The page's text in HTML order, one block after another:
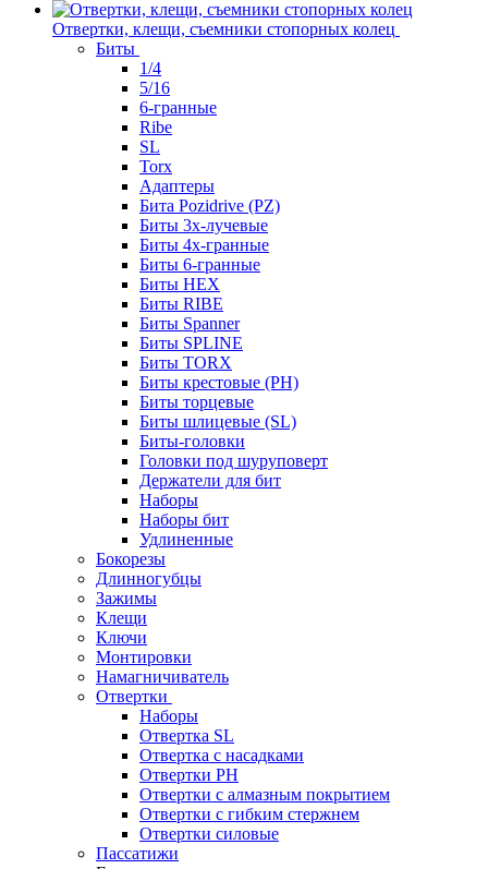
Отвертки, клещи, съемники стопорных колец
Биты
1/4
5/16
6-гранные
Ribe
SL
Torx
Адаптеры
Бита Pozidrive (PZ)
Биты 3х-лучевые
Биты 4х-гранные
Биты 6-гранные
Биты HEX
Биты RIBE
Биты Spanner
Биты SPLINE
Биты TORX
Биты крестовые (PH)
Биты торцевые
Биты шлицевые (SL)
Биты-головки
Головки под шуруповерт
Держатели для бит
Наборы
Наборы бит
Удлиненные
Бокорезы
Длинногубцы
Зажимы
Клещи
Ключи
Монтировки
Намагничиватель
Отвертки
Наборы
Отвертка SL
Отвертка с насадками
Отвертки PH
Отвертки с алмазным покрытием
Отвертки с гибким стержнем
Отвертки силовые
Пассатижи